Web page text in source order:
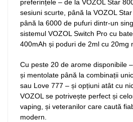
preferințele – de la VOZOL Star
sesiuni scurte, până la VOZOL
până la 6000 de pufuri dintr-un
sistemul VOZOL Switch Pro cu
400mAh și poduri de 2ml cu 20mg
Cu peste 20 de arome disponibile
și mentolate până la combinații
sau Love 777 – și opțiuni atât cu
VOZOL se potrivește perfect și
vaping, și veteranilor care caută
modern.